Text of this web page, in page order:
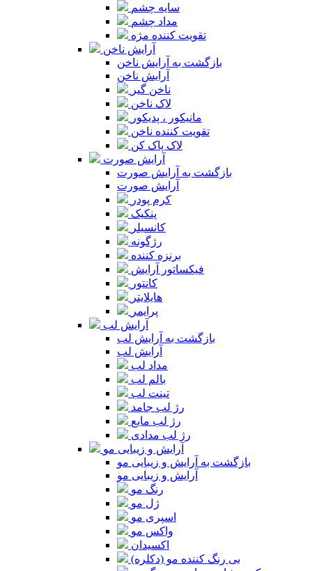
سایه چشم
مداد چشم
تقویت کننده مژه
آرایش ناخن
بازگشت به آرایش ناخن
آرایش ناخن
ناخن گیر
لاک ناخن
مانیکور ، پدیکور
تقویت کننده ناخن
لاک پاک کن
آرایش صورت
بازگشت به آرایش صورت
آرایش صورت
کرم پودر
پنکیک
کانسیلر
رژگونه
برنزه کننده
فیکساتور آرایش
کانتور
هایلایتر
پرایمر
آرایش لب
بازگشت به آرایش لب
آرایش لب
مداد لب
بالم لب
تینت لب
رژ لب جامد
رژ لب مایع
رژ لب مدادی
آرایش و زیبایی مو
بازگشت به آرایش و زیبایی مو
آرایش و زیبایی مو
رنگ مو
ژل مو
اسپری مو
واکس مو
اکسیدان
بی رنگ کننده مو (دکلره)